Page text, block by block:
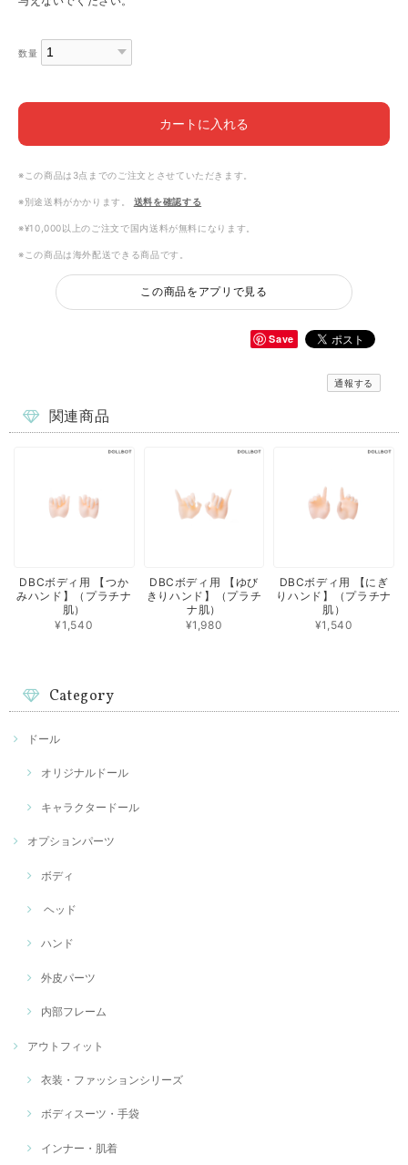
数量
カートに入れる
※この商品は3点までのご注文とさせていただきます。
※別途送料がかかります。 送料を確認する
※¥10,000以上のご注文で国内送料が無料になります。
※この商品は海外配送できる商品です。
この商品をアプリで見る
Save
通報する
関連商品
DBCボディ用 【つか
みハンド】（プラチナ
肌）
¥1,540
DBCボディ用 【ゆび
きりハンド】（プラチ
ナ肌）
¥1,980
DBCボディ用 【にぎ
りハンド】（プラチナ
肌）
¥1,540
Category
ドール
オリジナルドール
キャラクタードール
オプションパーツ
ボディ
ヘッド
ハンド
外皮パーツ
内部フレーム
アウトフィット
衣装・ファッションシリーズ
ボディスーツ・手袋
インナー・肌着